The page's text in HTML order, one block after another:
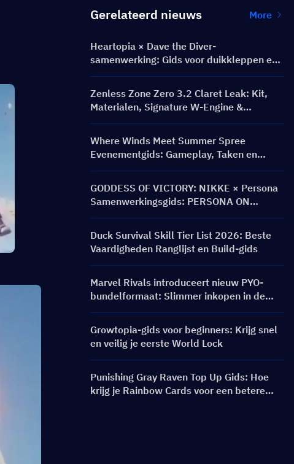
Gerelateerd nieuws More
Heartopia × Dave the Diver-
samenwerking: Gids voor duikkleppen en
beloningen
Zenless Zone Zero 3.2 Claret Leak: Kit,
Materialen, Signature W-Engine &
Mindscape Cinema
Where Winds Meet Summer Spree
Evenementgids: Gameplay, Taken en
Beloningen
GODDESS OF VICTORY: NIKKE × Persona
Samenwerkingsgids: PERSONA ON
FRONTLINE Evenement, Personages,
Banners & Beloningen
Duck Survival Skill Tier List 2026: Beste
Vaardigheden Ranglijst en Build-gids
Marvel Rivals introduceert nieuw PYO-
bundelformaat: Slimmer inkopen in de
winkelupdate van seizoen 9.5
Growtopia-gids voor beginners: Krijg snel
en veilig je eerste World Lock
Punishing Gray Raven Top Up Gids: Hoe
krijg je Rainbow Cards voor een betere